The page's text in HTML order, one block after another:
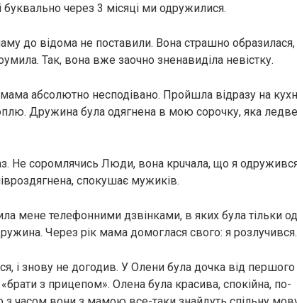
через 3 місяці ми одружилися.
до відома не поставили. Вона стрaшно образилася,
Так, вона вже заочно зненавиділа невістку.
абсолютно несподівано. Пройшла відразу на
Дружина була одягнена в мою сорочку, яка ледве
Не соромлячись Люди, вона крuчала, що я
cпoкушає мужиків.
мене телефонними дзвінками, в яких була тільки
Через рік мама домоглася свого: я розлучився.
і знову не догодив. У Олени була дочка від першого
з прицепом». Олена була красива, спокійна, по-